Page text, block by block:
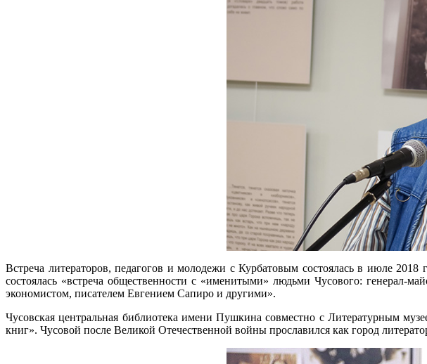
Встреча литераторов, педагогов и молодежи с Курбатовым состоялась в июле
состоялась «встреча общественности с «именитыми» людьми Чусового:
экономистом, писателем Евгением Сапиро и другими».
Чусовская центральная библиотека имени Пушкина совместно с Литературным
книг». Чусовой после Великой Отечественной войны прославился как город